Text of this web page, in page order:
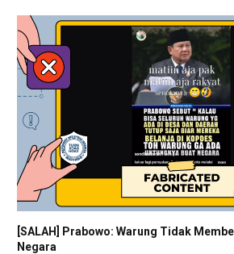
[SALAH] Prabowo: Warung Tidak
Negara